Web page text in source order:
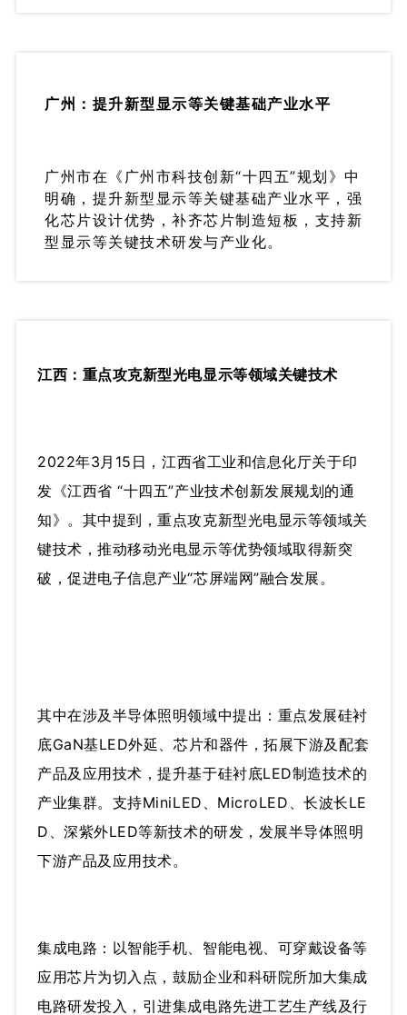
广州：提升新型显示等关键基础产业水平
广州市在《广州市科技创新“十四五”规划》中
明确，提升新型显示等关键基础产业水平，强
化芯片设计优势，补齐芯片制造短板，支持新
型显示等关键技术研发与产业化。
江西：重点攻克新型光电显示等领域关键技术
2022年3月15日，江西省工业和信息化厅关于印
发《江西省 “十四五”产业技术创新发展规划的通
知》。其中提到，重点攻克新型光电显示等领域关
键技术，推动移动光电显示等优势领域取得新突
破，促进电子信息产业“芯屏端网”融合发展。
其中在涉及半导体照明领域中提出：重点发展硅衬
底GaN基LED外延、芯片和器件，拓展下游及配套
产品及应用技术，提升基于硅衬底LED制造技术的
产业集群。支持MiniLED、MicroLED、长波长LE
D、深紫外LED等新技术的研发，发展半导体照明
下游产品及应用技术。
集成电路：以智能手机、智能电视、可穿戴设备等
应用芯片为切入点，鼓励企业和科研院所加大集成
电路研发投入，引进集成电路先进工艺生产线及行